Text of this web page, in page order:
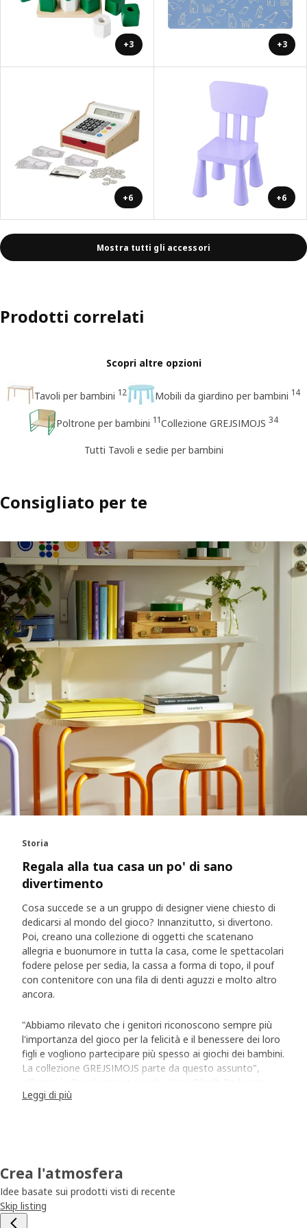
+3 +3
+6 +6
Mostra tutti gli accessori
Prodotti correlati
Scopri altre opzioni
Tavoli per bambini 12 Mobili da giardino per bambini 14
Poltrone per bambini 11Collezione GREJSIMOJS 34
Tutti Tavoli e sedie per bambini
Consigliato per te
Storia
Regala alla tua casa un po' di sano
divertimento
Cosa succede se a un gruppo di designer viene chiesto di
dedicarsi al mondo del gioco? Innanzitutto, si divertono.
Poi, creano una collezione di oggetti che scatenano
allegria e buonumore in tutta la casa, come le spettacolari
fodere pelose per sedia, la cassa a forma di topo, il pouf
con contenitore con una fila di denti aguzzi e molto altro
ancora.
"Abbiamo rilevato che i genitori riconoscono sempre più
l'importanza del gioco per la felicità e il benessere dei loro
figli e vogliono partecipare più spesso ai giochi dei bambini.
La collezione GREJSIMOJS parte da questo assunto",
divertirsi a creare oggetti che facessero sorridere. "Per me
la giocosità è un modo di guardare alla vita che privilegia la
creatività e mi fa credere che tutto sia possibile. Non
Leggi di più
Crea l'atmosfera
Idee basate sui prodotti visti di recente
Skip listing